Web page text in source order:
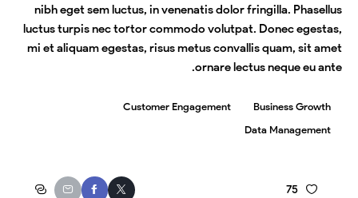
nibh eget sem luctus, in venenatis dolor fringilla. Phasellus
luctus turpis nec tortor commodo volutpat. Donec egestas,
mi et aliquam egestas, risus metus convallis quam, sit amet
ornare lectus neque eu ante.
Business Growth
Customer Engagement
Data Management
75